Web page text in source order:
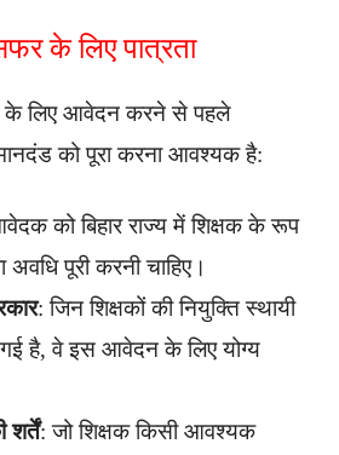
के लिए पात्रता
के लिए आवेदन करने से पहले
मानदंड को पूरा करना आवश्यक है:
को बिहार राज्य में शिक्षक के रूप
पूरी करनी चाहिए।
: जिन शिक्षकों की नियुक्ति स्थायी
है, वे इस आवेदन के लिए योग्य
शर्तें: जो शिक्षक किसी आवश्यक